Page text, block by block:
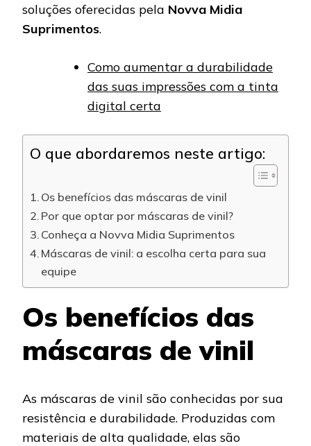
soluções oferecidas pela Novva Midia
Suprimentos.
Como aumentar a durabilidade
das suas impressões com a tinta
digital certa
O que abordaremos neste artigo:
Os benefícios das máscaras de vinil
Por que optar por máscaras de vinil?
Conheça a Novva Midia Suprimentos
Máscaras de vinil: a escolha certa para sua
equipe
Os benefícios das
máscaras de vinil
As máscaras de vinil são conhecidas por sua
resistência e durabilidade. Produzidas com
materiais de alta qualidade, elas são